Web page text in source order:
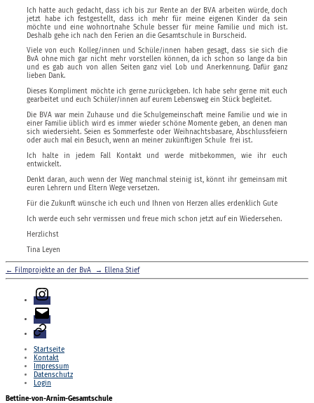
Ich hatte auch gedacht, dass ich bis zur Rente an der BVA arbeiten würde, doch
jetzt habe ich festgestellt, dass ich mehr für meine eigenen Kinder da sein
möchte und eine wohnortnahe Schule besser für meine Familie und mich ist.
Deshalb gehe ich nach den Ferien an die Gesamtschule in Burscheid.
Viele von euch Kolleg/innen und Schüle/innen haben gesagt, dass sie sich die
BvA ohne mich gar nicht mehr vorstellen können, da ich schon so lange da bin
und es gab auch von allen Seiten ganz viel Lob und Anerkennung. Dafür ganz
lieben Dank.
Dieses Kompliment möchte ich gerne zurückgeben. Ich habe sehr gerne mit euch
gearbeitet und euch Schüler/innen auf eurem Lebensweg ein Stück begleitet.
Die BVA war mein Zuhause und die Schulgemeinschaft meine Familie und wie in
einer Familie üblich wird es immer wieder schöne Momente geben, an denen man
sich wiedersieht. Seien es Sommerfeste oder Weihnachtsbasare, Abschlussfeiern
oder auch mal ein Besuch, wenn an meiner zukünftigen Schule frei ist.
Ich halte in jedem Fall Kontakt und werde mitbekommen, wie ihr euch
entwickelt.
Denkt daran, auch wenn der Weg manchmal steinig ist, könnt ihr gemeinsam mit
euren Lehrern und Eltern Wege versetzen.
Für die Zukunft wünsche ich euch und Ihnen von Herzen alles erdenklich Gute
Ich werde euch sehr vermissen und freue mich schon jetzt auf ein Wiedersehen.
Herzlichst
Tina Leyen
← Filmprojekte an der BvA → Ellena Stief
Instagram
E-
Mail
Login
Startseite
Kontakt
Impressum
Datenschutz
Login
Bettine-von-Arnim-Gesamtschule